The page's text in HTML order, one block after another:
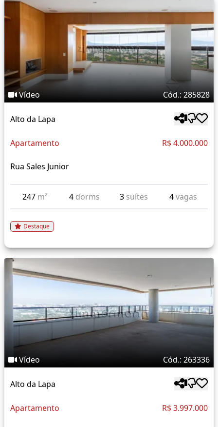
Vídeo Cód.: 285828
Alto da Lapa
Apartamento R$ 4.000.000
Rua Sales Junior
247 m² 4 dorms 3 suítes 4vagas
Destaque
Vídeo Cód.: 263336
Alto da Lapa
Apartamento R$ 3.997.000